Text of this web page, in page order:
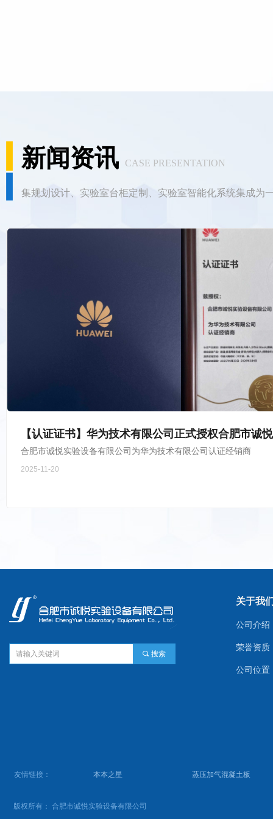
【认证证书】华为技术有限公司正式授权合肥市诚
公司为认证经销商
合肥市诚悦实验设备有限公司为华为技术有限公司认证经销商
2025-11-20
新闻资讯 CASE PRESENTATION
集规划设计、实验室台柜定制、实验室智能化系统集成为
关于我
公司介绍
荣誉资质
公司位置
끠 搜索
友情链接： 本本之星 蒸压加气混凝土板
版权所有： 合肥市诚悦实验设备有限公司